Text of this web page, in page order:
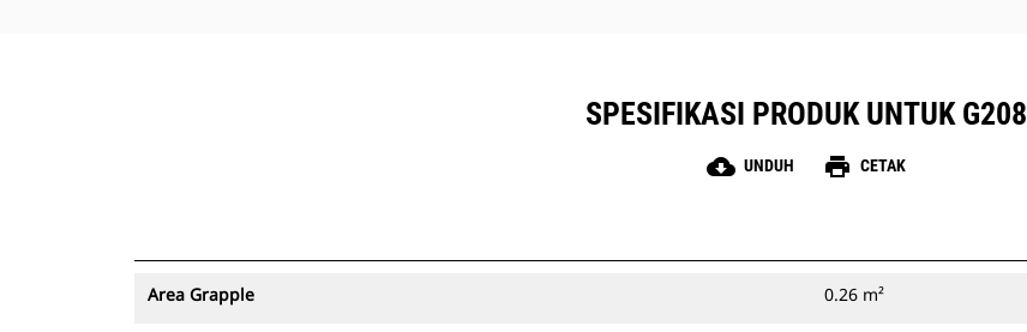
SPESIFIKASI PRODUK UNTUK G208
cloud_download UNDUH print CETAK
Area Grapple 0.26 m²